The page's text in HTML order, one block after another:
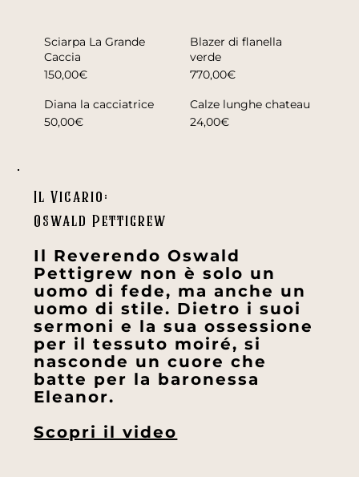
Sciarpa La Grande
Caccia
150,00€
Blazer di flanella
verde
770,00€
Diana la cacciatrice
50,00€
Calze lunghe chateau
24,00€
Il Vicario:
Oswald Pettigrew
Il Reverendo Oswald
Pettigrew non è solo un
uomo di fede, ma anche un
uomo di stile. Dietro i suoi
sermoni e la sua ossessione
per il tessuto moiré, si
nasconde un cuore che
batte per la baronessa
Eleanor.
Scopri il video